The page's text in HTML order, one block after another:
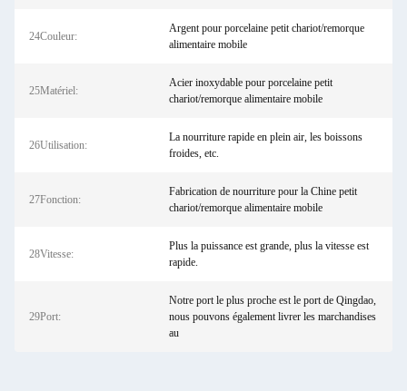
24Couleur:
Argent pour porcelaine petit chariot/remorque
alimentaire mobile
25Matériel:
Acier inoxydable pour porcelaine petit
chariot/remorque alimentaire mobile
26Utilisation:
La nourriture rapide en plein air, les boissons
froides, etc.
27Fonction:
Fabrication de nourriture pour la Chine petit
chariot/remorque alimentaire mobile
28Vitesse:
Plus la puissance est grande, plus la vitesse est
rapide.
29Port:
Notre port le plus proche est le port de Qingdao,
nous pouvons également livrer les marchandises
au